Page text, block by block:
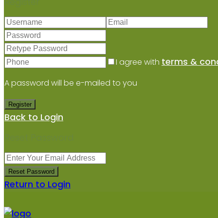
I agree with terms &
A password will be e-mailed to you
Register
Back to Login
Reset Password
Reset Password
Return to Login